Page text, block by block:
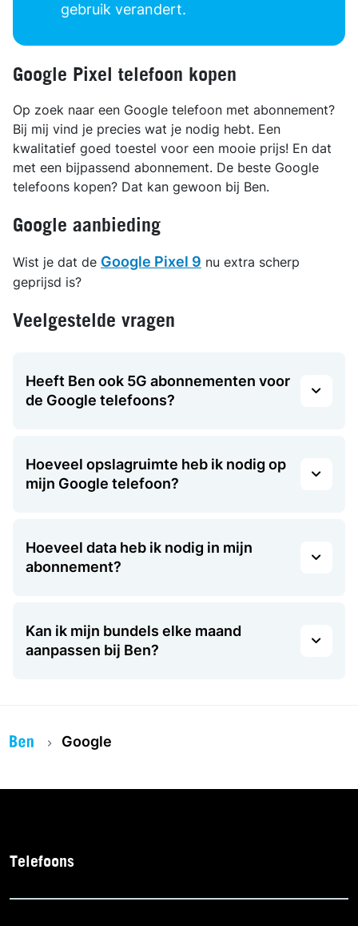
gebruik verandert.
Google Pixel telefoon kopen
Op zoek naar een Google telefoon met abonnement?
Bij mij vind je precies wat je nodig hebt. Een
kwalitatief goed toestel voor een mooie prijs! En dat
met een bijpassend abonnement. De beste Google
telefoons kopen? Dat kan gewoon bij Ben.
Google aanbieding
Wist je dat de Google Pixel 9 nu extra scherp
geprijsd is?
Veelgestelde vragen
Heeft Ben ook 5G abonnementen voor
de Google telefoons?
Hoeveel opslagruimte heb ik nodig op
mijn Google telefoon?
Hoeveel data heb ik nodig in mijn
abonnement?
Kan ik mijn bundels elke maand
aanpassen bij Ben?
Google
Telefoons